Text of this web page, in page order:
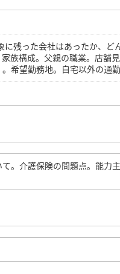
に残った会社はあったか、
族構成。父親の職業。店舗
希望勤務地。自宅以外の通勤
。介護保険の問題点。能力